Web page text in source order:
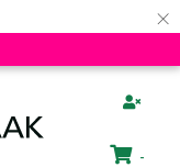
×
Razendsnelle Levering
-